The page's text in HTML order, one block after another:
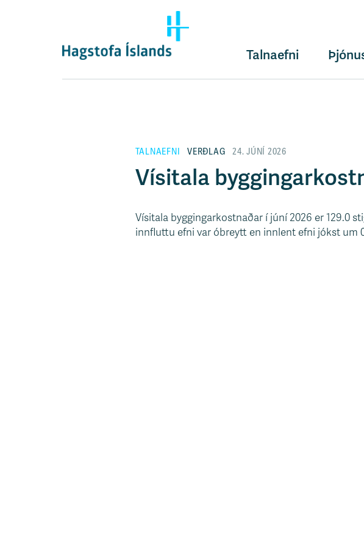
Talnaefni
TALNAEFNI VERÐLAG 24. JÚNÍ 2026
Vísitala
Vísitala byggingarkostnaðar í júní 2026 er 129.0
innfluttu efni var óbreytt en innlent efni jókst um